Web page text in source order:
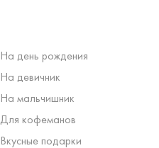
На день рождения
На девичник
На мальчишник
Для кофеманов
Вкусные подарки